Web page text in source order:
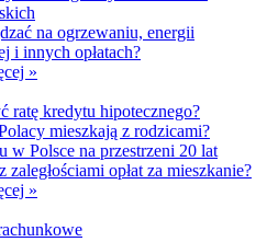
na ogrzewaniu, energii
i innych opłatach?
»
ratę kredytu hipotecznego?
mieszkają z rodzicami?
w Polsce na przestrzeni 20 lat
zaległościami opłat za mieszkanie?
»